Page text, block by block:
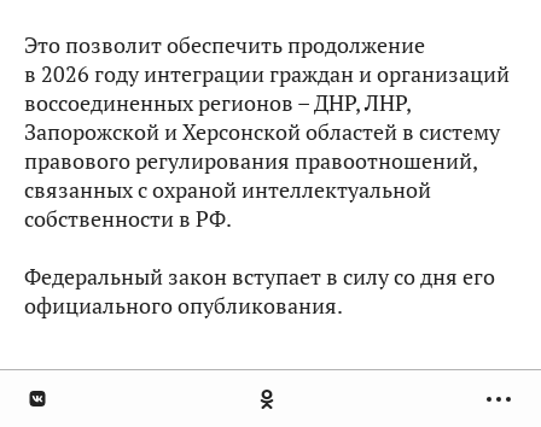
Это позволит обеспечить продолжение
в 2026 году интеграции граждан и организаций
воссоединенных регионов – ДНР, ЛНР,
Запорожской и Херсонской областей в систему
правового регулирования правоотношений,
связанных с охраной интеллектуальной
собственности в РФ.
Федеральный закон вступает в силу со дня его
официального опубликования.